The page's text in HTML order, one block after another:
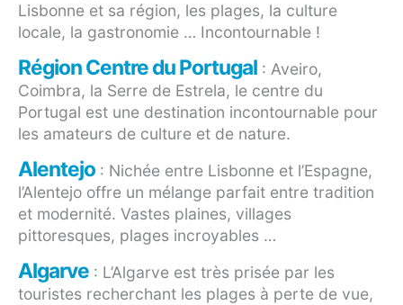
Lisbonne et sa région, les plages, la culture
locale, la gastronomie … Incontournable !
Région Centre du Portugal : Aveiro,
Coimbra, la Serre de Estrela, le centre du
Portugal est une destination incontournable pour
les amateurs de culture et de nature.
Alentejo : Nichée entre Lisbonne et l’Espagne,
l’Alentejo offre un mélange parfait entre tradition
et modernité. Vastes plaines, villages
pittoresques, plages incroyables …
Algarve : L’Algarve est très prisée par les
touristes recherchant les plages à perte de vue,